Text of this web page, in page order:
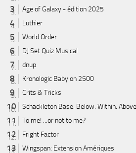
Age of Galaxy - édition 2025
Luthier
World Order
DJ Set Quiz Musical
dnup
Kronologic Babylon 2500
Crits & Tricks
Schackleton Base: Below. Within.
To me! ...or not to me?
Fright Factor
Wingspan: Extension Amériques